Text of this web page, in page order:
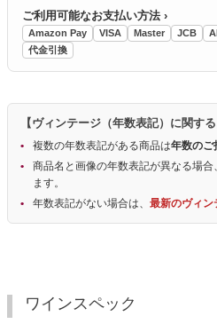
ご利用可能なお支払い方法 ›
Amazon Pay VISA Master JCB
代金引換
【ヴィンテージ（年数表記）に関する
複数の年数表記がある商品は年数のご
商品名と画像の年数表記が異なる場合、
ます。
年数表記がない場合は、 最新のヴィン
ワインスペック